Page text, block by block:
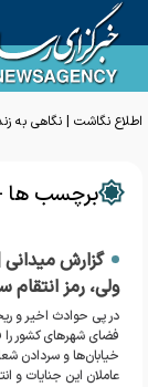
اطلاع نگاشت | نگاهی به
برچسب ها
گزارش
ولی، رمز
در پی حوادث اخیر و
فضای شهر‌های کشور را
خیابان‌ها و سردادن
عاملان این جنایات و